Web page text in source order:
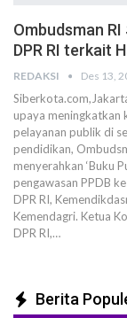
Ombudsman
DPR RI terkait
REDAKSI Des 13,
upaya meningkatkan
pelayanan publik di
pendidikan,
menyerahkan ‘Buku
pengawasan PPDB
DPR RI,
Kemendagri. Ketua
DPR RI,…
Berita